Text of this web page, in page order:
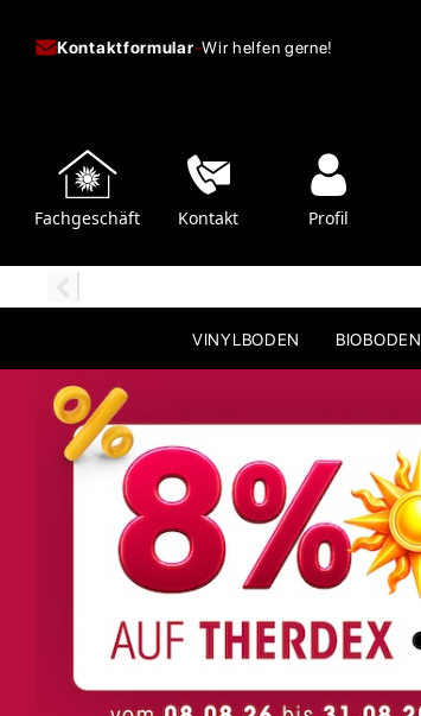
Kontaktformular-Wir helfen gerne!
Fachgeschäft Kontakt Profil
VINYLBODEN BIOBODEN